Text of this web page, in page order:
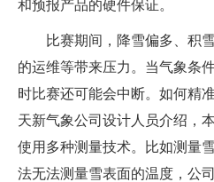
和预报产品的硬件保证。
比赛期间，降雪偏多、积雪
的运维等带来压力。当气象条
时比赛还可能会中断。如何精
天新气象公司设计人员介绍，
使用多种测量技术。比如测量
法无法测量雪表面的温度，公